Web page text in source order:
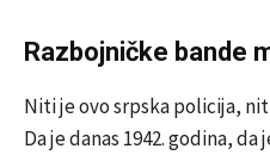
Razbojničke bande
Niti je ovo srpska policija,
Da je danas 1942. godina,